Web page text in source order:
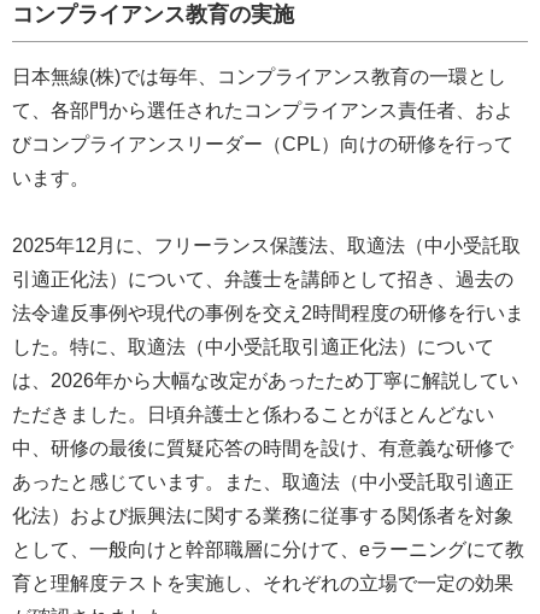
コンプライアンス教育の実施
日本無線(株)では毎年、コンプライアンス教育の一環とし
て、各部門から選任されたコンプライアンス責任者、およ
びコンプライアンスリーダー（CPL）向けの研修を行って
います。
2025年12月に、フリーランス保護法、取適法（中小受託取
引適正化法）について、弁護士を講師として招き、過去の
法令違反事例や現代の事例を交え2時間程度の研修を行いま
した。特に、取適法（中小受託取引適正化法）について
は、2026年から大幅な改定があったため丁寧に解説してい
ただきました。日頃弁護士と係わることがほとんどない
中、研修の最後に質疑応答の時間を設け、有意義な研修で
あったと感じています。また、取適法（中小受託取引適正
化法）および振興法に関する業務に従事する関係者を対象
として、一般向けと幹部職層に分けて、eラーニングにて教
育と理解度テストを実施し、それぞれの立場で一定の効果